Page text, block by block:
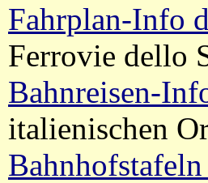
Fahrplan-Info
Ferrovie dello
Bahnreisen-
italienischen